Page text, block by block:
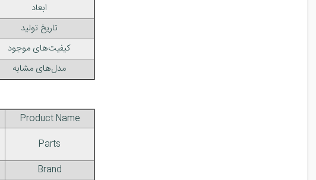
ابعاد
تاریخ تولید
کیفیت‌های موجود
مدل‌های مشابه
Product Name
Parts
Brand